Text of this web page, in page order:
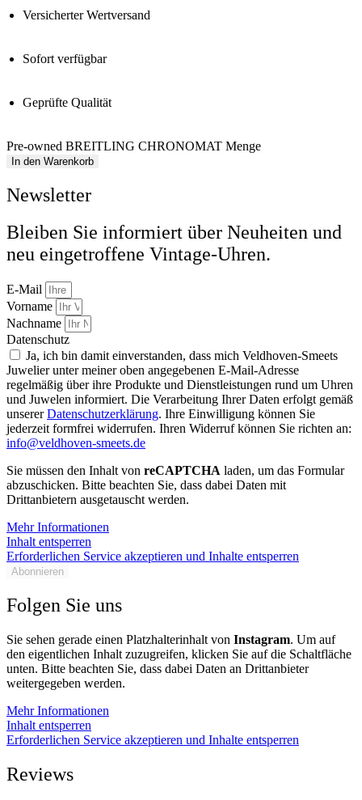
Versicherter Wertversand
Sofort verfügbar
Geprüfte Qualität
Pre-owned BREITLING CHRONOMAT Menge
In den Warenkorb
Newsletter
Bleiben Sie informiert über Neuheiten und
neu eingetroffene Vintage-Uhren.
E-Mail
Vorname
Nachname
Datenschutz
Ja, ich bin damit einverstanden, dass mich Veldhoven-Smeets
Juwelier unter meiner oben angegebenen E-Mail-Adresse
regelmäßig über ihre Produkte und Dienstleistungen rund um Uhren
und Juwelen informiert. Die Verarbeitung Ihrer Daten erfolgt gemäß
unsererDatenschutzerklärung. Ihre Einwilligung können Sie
jederzeit formfrei widerrufen. Ihren Widerruf können Sie richten an:
info@veldhoven-smeets.de
Sie müssen den Inhalt von reCAPTCHA laden, um das Formular
abzuschicken. Bitte beachten Sie, dass dabei Daten mit
Drittanbietern ausgetauscht werden.
Mehr Informationen
Inhalt entsperren
Erforderlichen Service akzeptieren und Inhalte entsperren
Abonnieren
Folgen Sie uns
Sie sehen gerade einen Platzhalterinhalt von Instagram. Um auf
den eigentlichen Inhalt zuzugreifen, klicken Sie auf die Schaltfläche
unten. Bitte beachten Sie, dass dabei Daten an Drittanbieter
weitergegeben werden.
Mehr Informationen
Inhalt entsperren
Erforderlichen Service akzeptieren und Inhalte entsperren
Reviews